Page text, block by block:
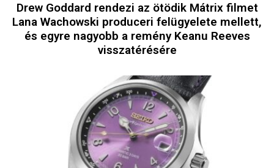
Drew Goddard rendezi az ötödik Mátrix filmet
Lana Wachowski produceri felügyelete mellett,
és egyre nagyobb a remény Keanu Reeves
visszatérésére